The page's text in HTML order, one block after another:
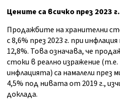
Цените са всичко през 2023 г.
Продажбите на хранителни
с 8,6% през 2023 г. при
12,8%. Това означава, че
стоки в реално изражение (т.е.
инфлацията) са намалели през
4,5% под нивата от 2019 г.,
доклада.